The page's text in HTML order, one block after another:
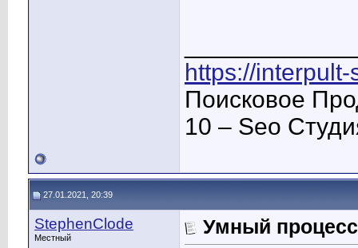
https://
Поисковое
10 – Seo
27.01.2021, 20:39
StephenClode
Местный
Умный